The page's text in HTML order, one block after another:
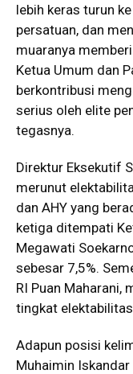
lebih keras turun
persatuan, dan
muaranya
Ketua Umum dan
berkontribusi
serius oleh elite
tegasnya.
Direktur Eksekutif
merunut
dan AHY yang
ketiga ditempati
Megawati
sebesar 7,5%.
RI Puan Maharani,
tingkat
Adapun posisi
Muhaimin